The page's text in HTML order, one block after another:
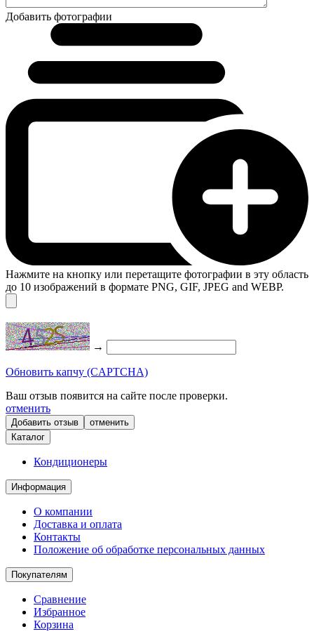
Добавить фотографии
Нажмите на кнопку или перетащите фотографии в эту область
до 10 изображений в формате PNG, GIF, JPEG and WEBP.
→
Обновить капчу (CAPTCHA)
Ваш отзыв появится на сайте после проверки.
отменить
отменить
Каталог
Кондиционеры
Информация
О компании
Доставка и оплата
Контакты
Положение об обработке персональных данных
Покупателям
Сравнение
Избранное
Корзина